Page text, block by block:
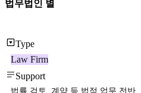
법무법인 별
Type
Law Firm
Support
법률 검토, 계약 등 법적 업무 전반